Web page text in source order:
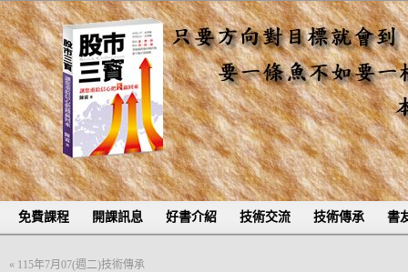
免費課程 開課訊息 好書介紹 技術交流 技術傳承 書
« 115年7月07(週二)技術傳承